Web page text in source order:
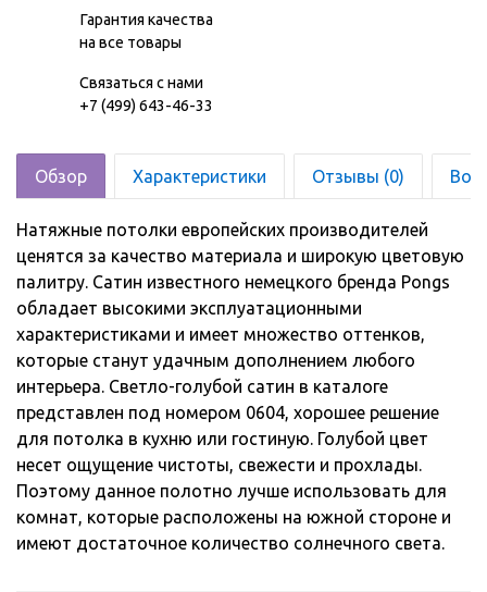
Гарантия качества
на все товары
Связаться с нами
+7 (499) 643-46-33
Обзор Характеристики Отзывы (0)
Натяжные потолки европейских производителей
ценятся за качество материала и широкую цветовую
палитру. Сатин известного немецкого бренда Pongs
обладает высокими эксплуатационными
характеристиками и имеет множество оттенков,
которые станут удачным дополнением любого
интерьера. Светло-голубой сатин в каталоге
представлен под номером 0604, хорошее решение
для потолка в кухню или гостиную. Голубой цвет
несет ощущение чистоты, свежести и прохлады.
Поэтому данное полотно лучше использовать для
комнат, которые расположены на южной стороне и
имеют достаточное количество солнечного света.